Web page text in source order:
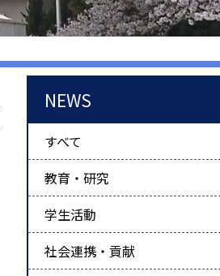
NEWS
すべて
教育・研究
学生活動
社会連携・貢献